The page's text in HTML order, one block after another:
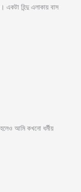
একটা হিন্দু এলাকায় বাস
আমি কখনো ধর্মীয়